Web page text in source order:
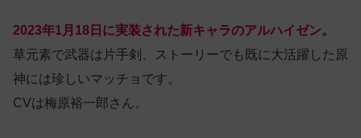
2023年1月18日に実装された新キャラのアルハイゼン。
草元素で武器は片手剣、ストーリーでも既に大活躍した原
神には珍しいマッチョです。
CVは梅原裕一郎さん。